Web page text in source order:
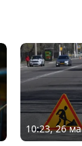
10:23, 26